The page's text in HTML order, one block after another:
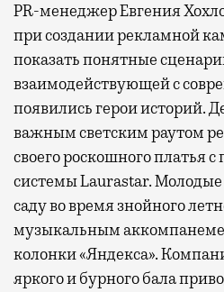
PR-менеджер Евгения
при создании рекламной
показать понятные
взаимодействующей с
появились герои историй.
важным светским раутом
своего роскошного платья
системы Laurastar.
саду во время знойного
музыкальным
колонки «Яндекса».
яркого и бурного бала